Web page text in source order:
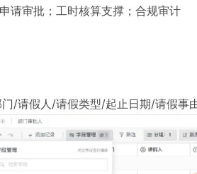
请审批；工时核算支撑；合规审计
/请假人/请假类型/起止日期/请假事